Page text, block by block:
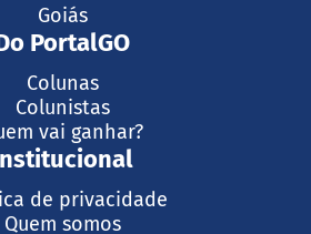
Goiás
PortalGO
Colunas
Colunistas
vai ganhar?
de privacidade
Quem somos